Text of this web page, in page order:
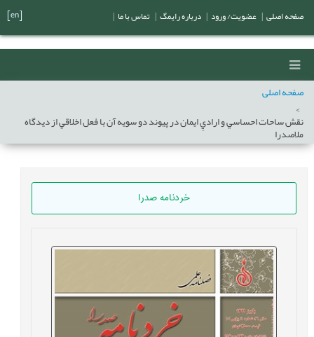
صفحه اصلی
نقش ساحات احساسي و اراديِ ايمان در پيوند دو سويه آن با فعل اخلاقي از ديدگاه
ملاصدرا
خردنامه صدرا
صفحه اصلی عضویت/ ورود درباره رایمگ تماس با ما